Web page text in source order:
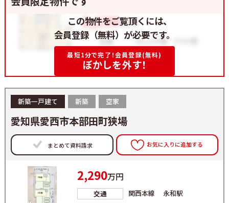
この物件をご覧頂くには、
会員登録（無料）が必要です。
最短1分で完了！会員登録(無料)
ぼかしを外す！
新築一戸建て 新築 空家
愛知県愛西市本部田町狭場
まとめて資料請求 お気に入りに追加する
2,290万円
交通
関西本線 永和駅